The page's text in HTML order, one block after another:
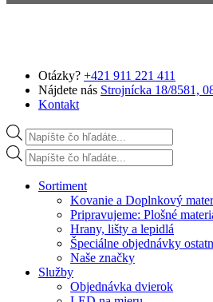
Otázky? +421 911 221 411
Nájdete nás Strojnícka 18/8581,
Kontakt
Products search
Products search
Sortiment
Kovanie a Doplnkový
Pripravujeme: Plošné
Hrany, lišty a lepidlá
Špeciálne objednávky
Naše značky
Služby
Objednávka dvierok